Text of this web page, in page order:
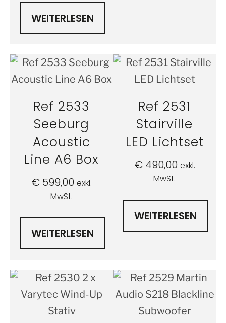
WEITERLESEN
Ref 2533
Seeburg
Acoustic
Line A6 Box
€ 599,00 exkl.
MwSt.
WEITERLESEN
Ref 2531
Stairville
LED Lichtset
€490,00 exkl.
MwSt.
WEITERLESEN